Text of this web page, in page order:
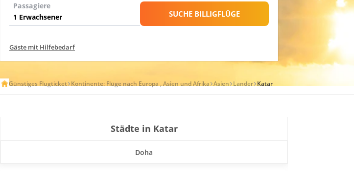
Passagiere
SUCHE BILLIGFLÜGE
Gäste mit Hilfebedarf
Günstiges Flugticket Kontinente: Flüge nach Europa , Asien und Afrika Asien Lander Katar
Städte in Katar
Doha